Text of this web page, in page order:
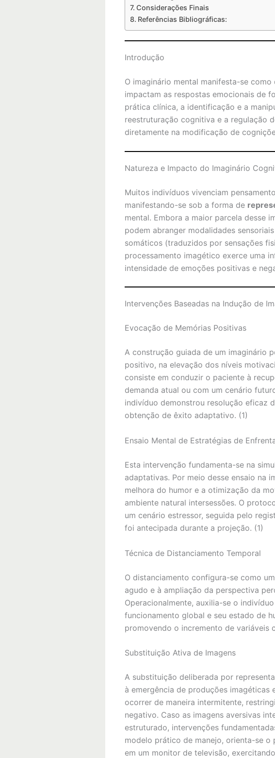
Considerações Finais
Referências Bibliográficas:
Introdução
O imaginário mental manifesta-se
impactam as respostas emocionais de
prática clínica, a identificação e a
reestruturação cognitiva e a regulação
diretamente na modificação de
Natureza e Impacto do Imaginário
Muitos indivíduos vivenciam
manifestando-se sob a forma de
mental. Embora a maior parcela desse
podem abranger modalidades
somáticos (traduzidos por sensações
processamento imagético exerce uma
intensidade de emoções positivas e
Intervenções Baseadas na Indução de
Evocação de Memórias Positivas
A construção guiada de um imaginário
positivo, na elevação dos níveis
consiste em conduzir o paciente à
demanda atual ou com um cenário
indivíduo demonstrou resolução eficaz
obtenção de êxito adaptativo. (1)
Ensaio Mental de Estratégias de
Esta intervenção fundamenta-se na
adaptativas. Por meio desse ensaio na
melhora do humor e a otimização da
ambiente natural intersessões. O
um cenário estressor, seguida pelo
foi antecipada durante a projeção. (1)
Técnica de Distanciamento Temporal
O distanciamento configura-se como
agudo e à ampliação da perspectiva
Operacionalmente, auxilia-se o
funcionamento global e seu estado de
promovendo o incremento de variáveis
Substituição Ativa de Imagens
A substituição deliberada por
à emergência de produções imagéticas
ocorrer de maneira intermitente,
negativo. Caso as imagens aversivas
estruturado, intervenções
modelo prático de manejo, orienta-se
em um monitor de televisão,